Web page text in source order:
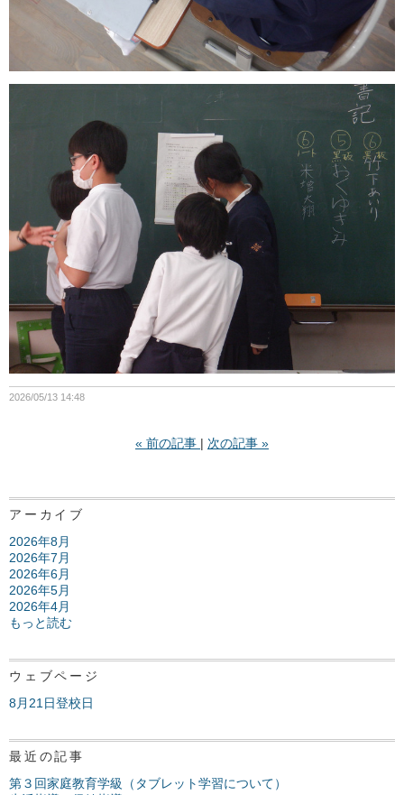
2026/05/13 14:48
« 前の記事 次の記事 »
アーカイブ
2026年8月
2026年7月
2026年6月
2026年5月
2026年4月
もっと読む
ウェブページ
8月21日登校日
最近の記事
第３回家庭教育学級（タブレット学習について）